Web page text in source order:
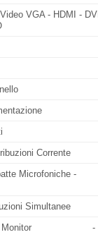
VGA - HDMI - DVI
Corrente
Microfoniche -
Simultanee
-